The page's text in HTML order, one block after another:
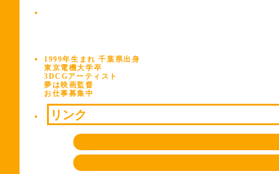
1999年生まれ 千葉県出身
東京電機大学卒
3DCGアーティスト
夢は映画監督
お仕事募集中
リンク